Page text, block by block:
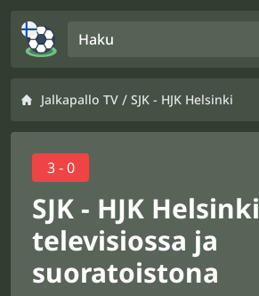
Jalkapallo TV / SJK - HJK Helsinki
3 - 0
SJK - HJK Helsinki
televisiossa ja
suoratoistona